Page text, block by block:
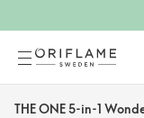
THE ONE 5-in-1